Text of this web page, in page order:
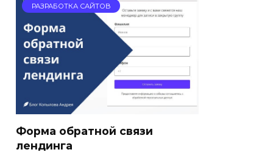
РАЗРАБОТКА САЙТОВ
Форма обратной связи
лендинга